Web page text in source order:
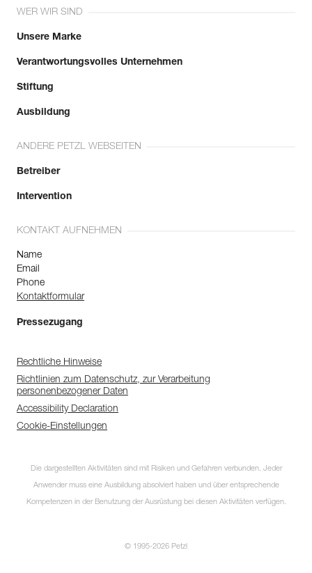
WER WIR SIND
Unsere Marke
Verantwortungsvolles Unternehmen
Stiftung
Ausbildung
ANDERE PETZL WEBSEITEN
Betreiber
Intervention
KONTAKT AUFNEHMEN
Name
Email
Phone
Kontaktformular
Pressezugang
Rechtliche Hinweise
Richtlinien zum Datenschutz, zur Verarbeitung
personenbezogener Daten
Accessibility Declaration
Cookie-Einstellungen
Die dargestellten Aktivitäten sind mit Risiken und Gefahren verbunden. Jeder
Anwender muss eine Ausbildung absolviert haben und über entsprechende
Kompetenzen in der Benutzung der Ausrüstung bei diesen Aktivitäten verfügen.
© 1995-2026 Petzl